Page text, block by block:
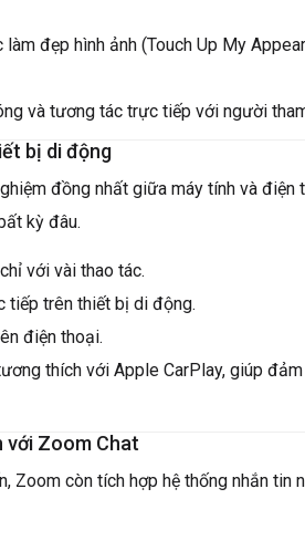
đẹp hình ảnh (Touch Up My
và tương tác trực tiếp với người
bị di động
đồng nhất giữa máy tính và điện
kỳ đâu.
với vài thao tác.
tiếp trên thiết bị di động.
điện thoại.
thích với Apple CarPlay, giúp
với Zoom Chat
Zoom còn tích hợp hệ thống nhắn tin